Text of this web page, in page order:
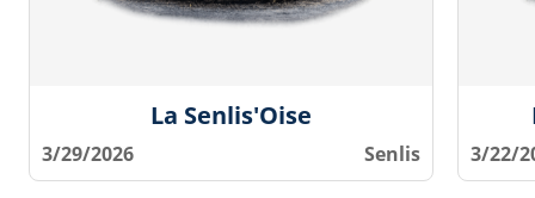
La Senlis'Oise
3/29/2026 Senlis 3/22/